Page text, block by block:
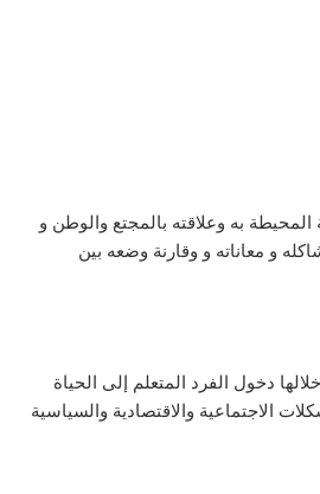
المحيطة به وعلاقته بالمجتع والوطن و
و معاناته و وقارنة وضعه بين
دخول الفرد المتعلم إلى الحياة
الاجتماعية والاقتصادية والسياسية